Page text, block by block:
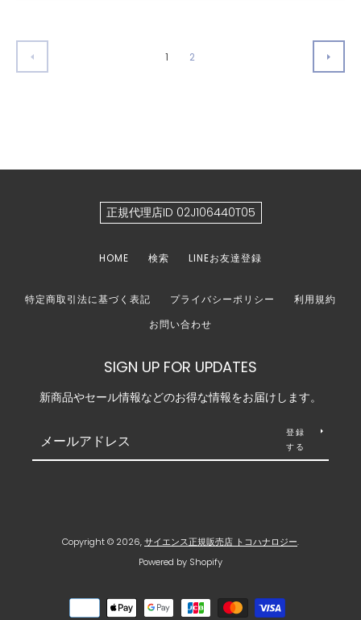
前
1 2
次
正規代理店ID 02J106440T05
HOME 検索 LINEお友達登録
特定商取引法に基づく表記 プライバシーポリシー
利用規約
お問い合わせ
SIGN UP FOR UPDATES
新商品やセール情報などのお得な情報をお届けします。
登録
する
Copyright © 2026,サイエンス正規販売店 トコハナロジー.
Powered by Shopify
お